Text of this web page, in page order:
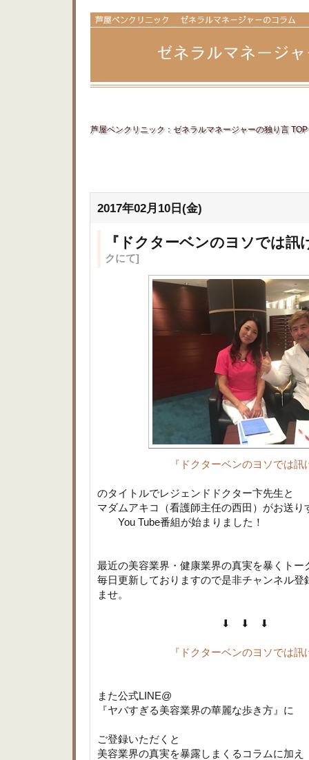
芦屋ベンクリニック：ゼネラルマネージャーの独り言 TOP
2017年02月10日(金)
『ドクターベンのヨソでは
クにて]
『ドクターベンのヨソでは訊
のタイトルでレジェンドドクター卞先生と
マダムアキコ（看護師主任の西田）がお送り
You Tube番組が始まりました！
最近の美容業界・健康業界の真実を暴く
毎日更新しておりますので是非チャンネル登
ませ。
⬇ ⬇ ⬇
『ドクターベンのヨソでは訊
また公式LINE@
『ヤバすぎる美容業界の華麗な歩き方』に
ご登録いただくと
美容業界の真実を暴露しまくるコラムに加え